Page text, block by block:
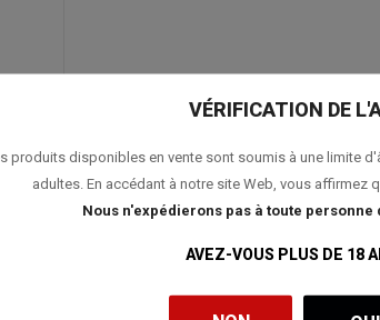
VÉRIFICATION DE
produits disponibles en vente sont soumis à une limite
adultes. En accédant à notre site Web, vous affirmez
Nous n'expédierons pas à toute personne
AVEZ-VOUS PLUS DE 18